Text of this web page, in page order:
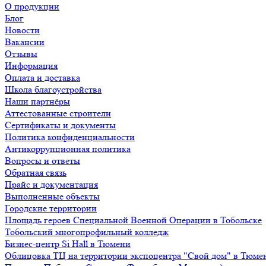
О продукции
Блог
Новости
Вакансии
Отзывы
Информация
Оплата и доставка
Школа благоустройства
Наши партнёры
Аттестованные строители
Сертификаты и документы
Политика конфиденциальности
Антикоррупционная политика
Вопросы и ответы
Обратная связь
Прайс и документация
Выполненные объекты
Городские территории
Площадь героев Специальной Военной Операции в Тобольске
Тобольский многопрофильный колледж
Бизнес-центр Si Hall в Тюмени
Облицовка ТЦ на территории экспоцентра "Свой дом" в